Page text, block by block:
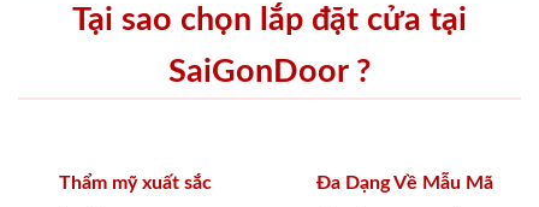
Tại sao chọn lắp đặt cửa tại
SaiGonDoor ?
Thẩm mỹ xuất sắc Đa Dạng Về Mẫu Mã